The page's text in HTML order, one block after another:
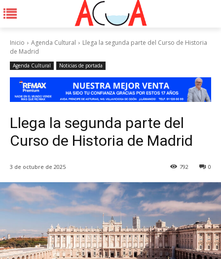
Inicio Agenda Cultural
Llega la segunda parte del Curso de Historia
de Madrid
Agenda Cultural Noticias de portada
Llega la segunda parte del
Curso de Historia de Madrid
3 de octubre de 2025 0
792